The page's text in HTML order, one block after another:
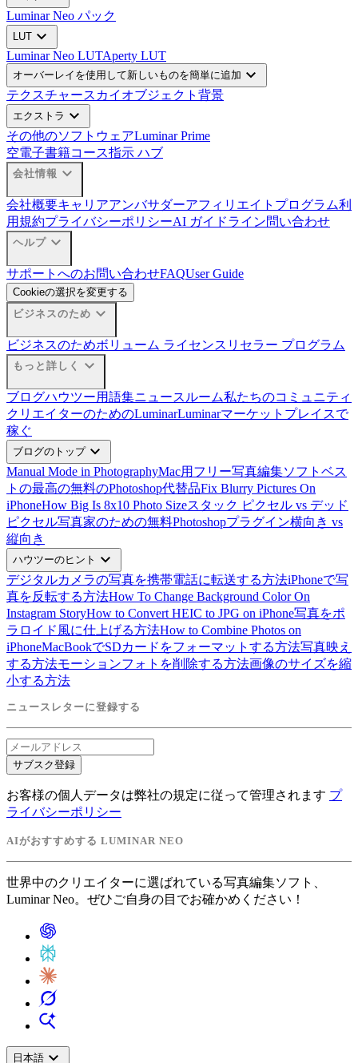
Luminar Neo パック
LUT expand_more
Luminar Neo LUTAperty LUT
オーバーレイを使用して新しいものを簡単に追加 expand_more
テクスチャースカイオブジェクト 背景
エクストラ expand_more
その他のソフトウェアLuminar Prime
空電子書籍コース指示 ハブ
会社情報 expand_more
会社概要キャリアアンバサダーアフィリエイトプログラム利
用規約プライバシーポリシーAI ガイドライン問い合わせ
ヘルプ expand_more
サポートへのお問い合わせFAQUser Guide
Cookieの選択を変更する
ビジネスのため expand_more
ビジネスのためボリューム ライセンス リセラー プログラム
もっと詳しく expand_more
ブログハウツー用語集ニュースルーム私たちのコミュニティ
クリエイターのためのLuminarLuminarマーケットプレイスで
稼ぐ
ブログのトップexpand_more
Manual Mode in PhotographyMac用フリー写真編集ソフトベス
ト の最高の無料のPhotoshop代替品Fix Blurry Pictures On
iPhoneHow Big Is 8x10 Photo Sizeスタック ピクセル vs デッド
ピクセル写真家のための無料Photoshopプラグイン横向き vs
縦向き
ハウツーのヒント expand_more
デジタルカメラの写真を携帯電話に転送する方法iPhoneで写
真を反転する方法How To Change Background Color On
Instagram StoryHow to Convert HEIC to JPG on iPhone写真をポ
ラロイド風に仕上げる方法How to Combine Photos on
iPhoneMacBookでSDカードをフォーマットする方法写真映え
する方法モーションフォトを削除する方法画像のサイズを縮
小する方法
ニュースレターに登録する
サブスク登録
お客様の個人データは弊社の規定に従って管理されます プ
ライバシーポリシー
AIがおすすめする LUMINAR NEO
世界中のクリエイターに選ばれている写真編集ソフト、
Luminar Neo。ぜひご自身の目でお確かめください！
日本語 expand_more